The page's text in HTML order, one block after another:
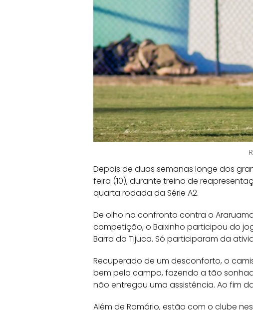
Depois de duas semanas longe dos
feira (10), durante treino de
quarta rodada da Série A2.
De olho no confronto contra o
competição, o Baixinho participou do
Barra da Tijuca. Só participaram da
Recuperado de um desconforto, o
bem pelo campo, fazendo a tão
não entregou uma assistência. Ao fim
Além de Romário, estão com o clube